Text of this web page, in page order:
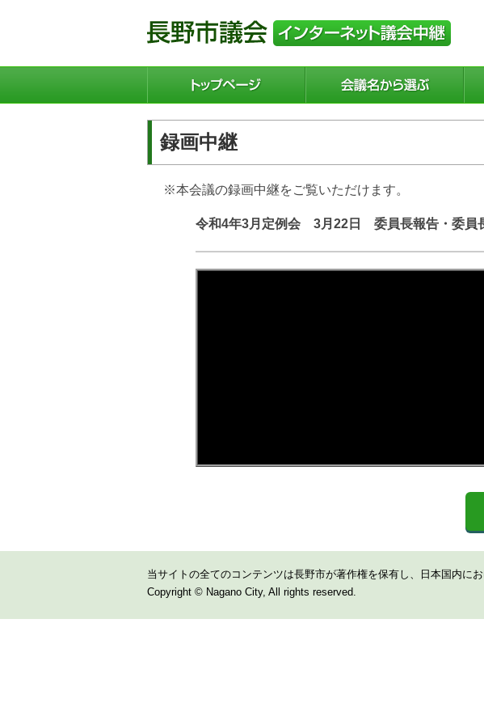
録画中継
※本会議の録画中継をご覧いただけます。
令和4年3月定例会 3月22日 委員長報告・委員
当サイトの全てのコンテンツは長野市が著作権を保有し、日本国内に
Copyright © Nagano City, All rights reserved.